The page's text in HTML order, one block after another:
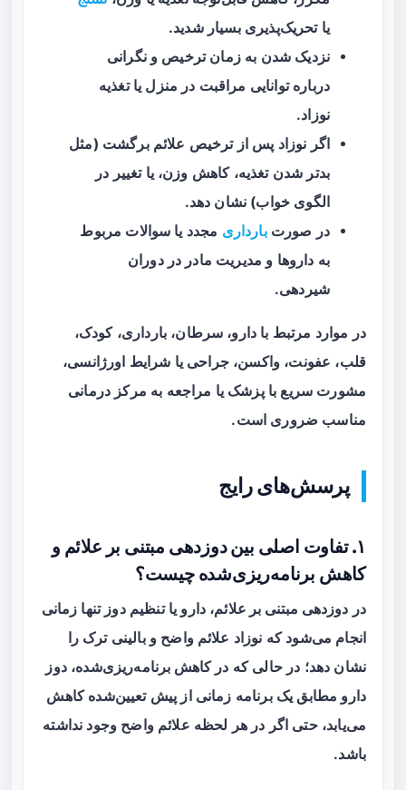
یا تحریک‌پذیری بسیار شدید.
نزدیک شدن به زمان ترخیص و نگرانی
درباره توانایی مراقبت در منزل یا تغذیه
نوزاد.
اگر نوزاد پس از ترخیص علائم برگشت (مثل
بدتر شدن تغذیه، کاهش وزن، یا تغییر در
الگوی خواب) نشان دهد.
در صورتبارداری مجدد یا سوالات مربوط
به داروها و مدیریت مادر در دوران
شیردهی.
در موارد مرتبط با دارو، سرطان، بارداری، کودک،
قلب، عفونت، واکسن، جراحی یا شرایط اورژانسی،
مشورت سریع با پزشک یا مراجعه به مرکز درمانی
مناسب ضروری است.
پرسش‌های رایج
۱. تفاوت اصلی بین دوزدهی مبتنی بر علائم و
کاهش برنامه‌ریزی‌شده چیست؟
در دوزدهی مبتنی بر علائم، دارو یا تنظیم دوز تنها زمانی
انجام می‌شود که نوزاد علائم واضح و بالینی ترک را
نشان دهد؛ در حالی که درکاهش برنامه‌ریزی‌شده، دوز
دارو مطابق یک برنامه زمانی از پیش تعیین‌شده کاهش
می‌یابد، حتی اگر در هر لحظه علائم واضح وجود نداشته
باشد.